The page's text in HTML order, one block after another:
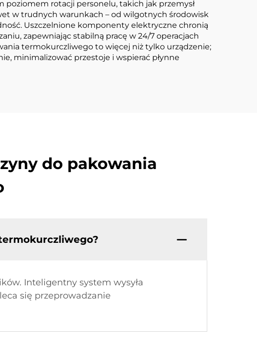
rotacji personelu, takich jak przemysł
w trudnych warunkach – od wilgotnych środowisk
Uszczelnione komponenty elektryczne chronią
zapewniając stabilną pracę w 24/7 operacjach
termokurczliwego to więcej niż tylko urządzenie;
minimalizować przestoje i wspierać płynne
do pakowania
Inteligentny system wysyła
się przeprowadzanie